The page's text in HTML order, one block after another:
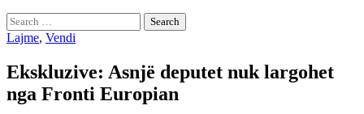
Search
for:
Lajme, Vendi
Ekskluzive: Asnjë deputet nuk largohet
nga Fronti Europian